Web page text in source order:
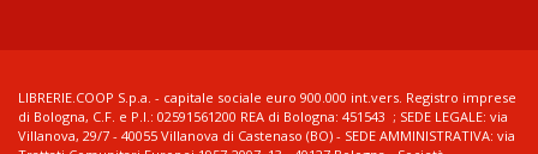
LIBRERIE.COOP S.p.a. - capitale sociale euro 900.000 int.vers. Registro imprese
di Bologna, C.F. e P.I.: 02591561200 REA di Bologna: 451543 ; SEDE LEGALE: via
Villanova, 29/7 - 40055 Villanova di Castenaso (BO) - SEDE AMMINISTRATIVA: via